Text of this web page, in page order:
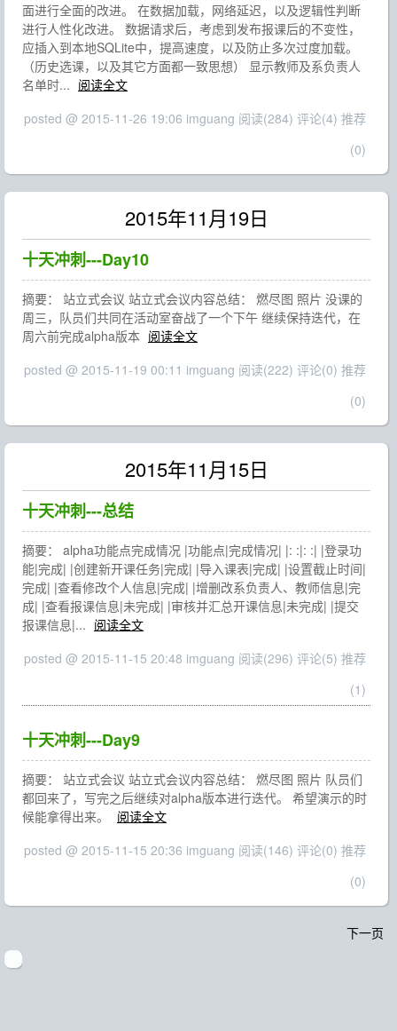
面进行全面的改进。 在数据加载，网络延迟，以及逻辑性判断
进行人性化改进。 数据请求后，考虑到发布报课后的不变性，
应插入到本地SQLite中，提高速度，以及防止多次过度加载。
（历史选课，以及其它方面都一致思想） 显示教师及系负责人
名单时... 阅读全文
posted @ 2015-11-26 19:06 imguang 阅读(284) 评论(4) 推荐
(0)
2015年11月19日
十天冲刺---Day10
摘要： 站立式会议 站立式会议内容总结： 燃尽图 照片 没课的
周三，队员们共同在活动室奋战了一个下午 继续保持迭代，在
周六前完成alpha版本 阅读全文
posted @ 2015-11-19 00:11 imguang 阅读(222) 评论(0) 推荐
(0)
2015年11月15日
十天冲刺---总结
摘要： alpha功能点完成情况 |功能点|完成情况| |: :|: :| |登录功
能|完成| |创建新开课任务|完成| |导入课表|完成| |设置截止时间|
完成| |查看修改个人信息|完成| |增删改系负责人、教师信息|完
成| |查看报课信息|未完成| |审核并汇总开课信息|未完成| |提交
报课信息|... 阅读全文
posted @ 2015-11-15 20:48 imguang 阅读(296) 评论(5) 推荐
(1)
十天冲刺---Day9
摘要： 站立式会议 站立式会议内容总结： 燃尽图 照片 队员们
都回来了，写完之后继续对alpha版本进行迭代。 希望演示的时
候能拿得出来。
阅读全文
posted @ 2015-11-15 20:36 imguang 阅读(146) 评论(0) 推荐
(0)
下一页